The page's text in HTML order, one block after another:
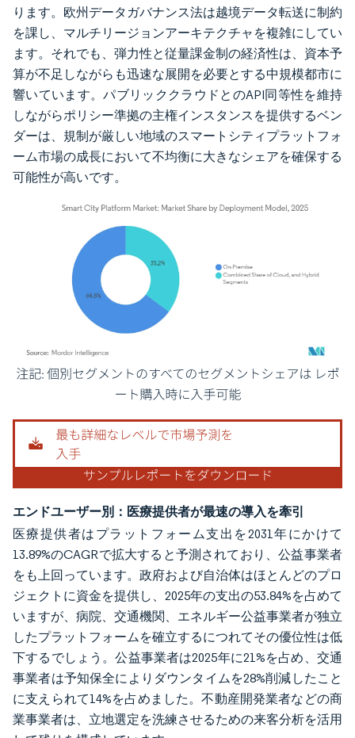
ります。欧州データガバナンス法は越境データ転送に制約
を課し、マルチリージョンアーキテクチャを複雑にしてい
ます。それでも、弾力性と従量課金制の経済性は、資本予
算が不足しながらも迅速な展開を必要とする中規模都市に
響いています。パブリッククラウドとのAPI同等性を維持
しながらポリシー準拠の主権インスタンスを提供するベン
ダーは、規制が厳しい地域のスマートシティプラットフォ
ーム市場の成長において不均衡に大きなシェアを確保する
可能性が高いです。
画像 © Mordor Intelligence。再利用にはCC BY 4.0の表示が必要です。
エンドユーザー別：医療提供者が最速の導入を牽引
医療提供者はプラットフォーム支出を2031年にかけて
13.89%のCAGRで拡大すると予測されており、公益事業者
をも上回っています。政府および自治体はほとんどのプロ
ジェクトに資金を提供し、2025年の支出の53.84%を占めて
いますが、病院、交通機関、エネルギー公益事業者が独立
したプラットフォームを確立するにつれてその優位性は低
下するでしょう。公益事業者は2025年に21%を占め、交通
事業者は予知保全によりダウンタイムを28%削減したこと
に支えられて14%を占めました。不動産開発業者などの商
業事業者は、立地選定を洗練させるための来客分析を活用